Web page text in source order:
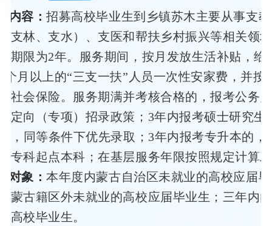
内容：招募高校毕业生到乡镇苏木主要从事支
支林、支水）、支医和帮扶乡村振兴等相关领
期限为2年。服务期间，按月发放生活补贴，给
个月以上的“三支一扶”人员一次性安家费，并按
社会保险。服务期满并考核合格的，报考公务
定向（专项）招录政策；3年内报考硕士研究生
，同等条件下优先录取；3年内报考专升本的，
专科起点本科；在基层服务年限按照规定计算
对象：本年度内蒙古自治区未就业的高校应届
蒙古籍区外未就业的高校应届毕业生；三年内
高校毕业生。